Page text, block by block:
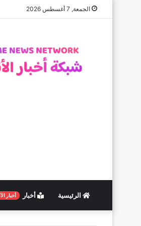
الجمعة, 7 أغسطس 2026
الرئيسية أخبار أخبار